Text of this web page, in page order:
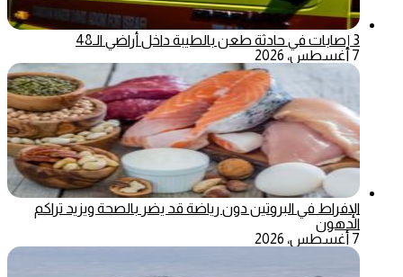
3 إصابات في حادثة طعن بالطيبة داخل أراضي الـ48
7 أغسطس، 2026
الإفراط في البروتين دون رياضة قد يضر بالصحة ويزيد تراكم
الدهون
7 أغسطس، 2026